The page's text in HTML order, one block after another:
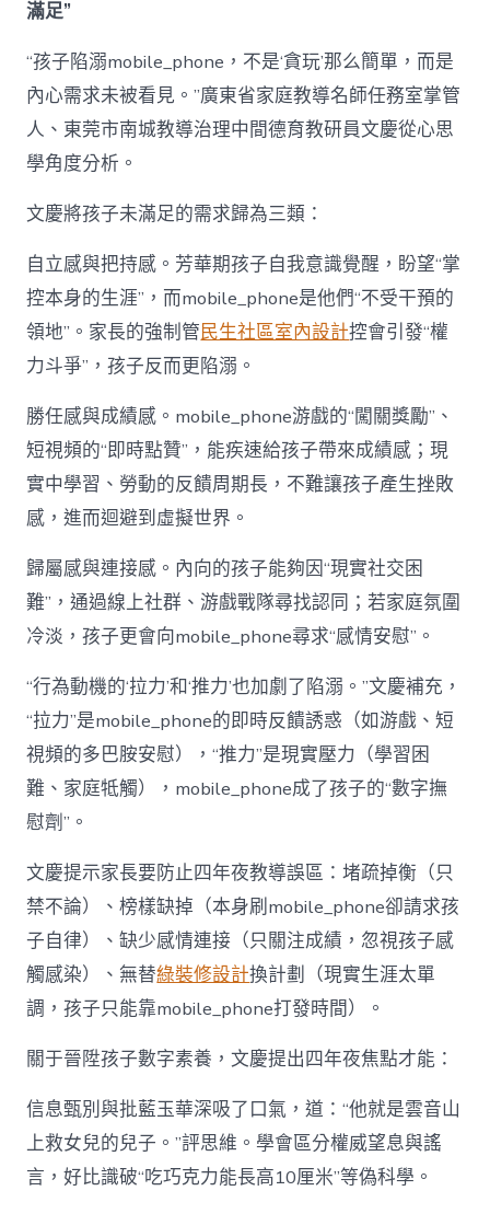
滿足”
“孩子陷溺mobile_phone，不是‘貪玩’那么簡單，而是
內心需求未被看見。”廣東省家庭教導名師任務室掌管
人、東莞市南城教導治理中間德育教研員文慶從心思
學角度分析。
文慶將孩子未滿足的需求歸為三類：
自立感與把持感。芳華期孩子自我意識覺醒，盼望“掌
控本身的生涯”，而mobile_phone是他們“不受干預的
領地”。家長的強制管民生社區室內設計控會引發“權
力斗爭”，孩子反而更陷溺。
勝任感與成績感。mobile_phone游戲的“闖關獎勵”、
短視頻的“即時點贊”，能疾速給孩子帶來成績感；現
實中學習、勞動的反饋周期長，不難讓孩子產生挫敗
感，進而迴避到虛擬世界。
歸屬感與連接感。內向的孩子能夠因“現實社交困
難”，通過線上社群、游戲戰隊尋找認同；若家庭氛圍
冷淡，孩子更會向mobile_phone尋求“感情安慰”。
“行為動機的‘拉力’和‘推力’也加劇了陷溺。”文慶補充，
“拉力”是mobile_phone的即時反饋誘惑（如游戲、短
視頻的多巴胺安慰），“推力”是現實壓力（學習困
難、家庭牴觸），mobile_phone成了孩子的“數字撫
慰劑”。
文慶提示家長要防止四年夜教導誤區：堵疏掉衡（只
禁不論）、榜樣缺掉（本身刷mobile_phone卻請求孩
子自律）、缺少感情連接（只關注成績，忽視孩子感
觸感染）、無替綠裝修設計換計劃（現實生涯太單
調，孩子只能靠mobile_phone打發時間）。
關于晉陞孩子數字素養，文慶提出四年夜焦點才能：
信息甄別與批藍玉華深吸了口氣，道：“他就是雲音山
上救女兒的兒子。”評思維。學會區分權威望息與謠
言，好比識破“吃巧克力能長高10厘米”等偽科學。